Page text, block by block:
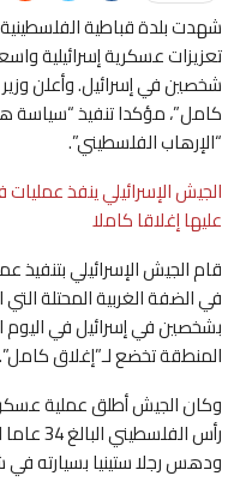
شهدت بلدة قباطية
تعزيزات عسكرية إسرائيلية
شخصين في إسرائيل. وأعلن
كامل”، مؤكدا تنفيذ
“الإرهاب الفلسطيني”.
الجيش الإسرائيلي ينفذ
عليها إغلاقا كاملا
قام الجيش الإسرائيلي بتنفيذ
في الضفة الغربية المحتلة
بشخصين في إسرائيل في اليوم
المنطقة تخضع لـ”إغلاق كامل”.
وكان الجيش أطلق عملية
ودهس رجلا ستينيا بسيارته في